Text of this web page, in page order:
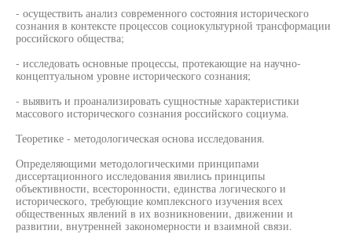
- осуществить анализ современного состояния исторического
сознания в контексте процессов социокультурной трансформации
российского общества;
- исследовать основные процессы, протекающие на научно-
концептуальном уровне исторического сознания;
- выявить и проанализировать сущностные характеристики
массового исторического сознания российского социума.
Теоретике - методологическая основа исследования.
Определяющими методологическими принципами
диссертационного исследования явились принципы
объективности, всесторонности, единства логического и
исторического, требующие комплексного изучения всех
общественных явлений в их возникновении, движении и
развитии, внутренней закономерности и взаимной связи.